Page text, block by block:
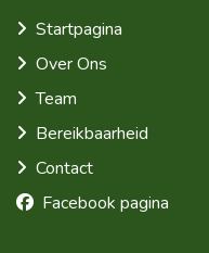
Startpagina
Over Ons
Team
Bereikbaarheid
Contact
Facebook pagina